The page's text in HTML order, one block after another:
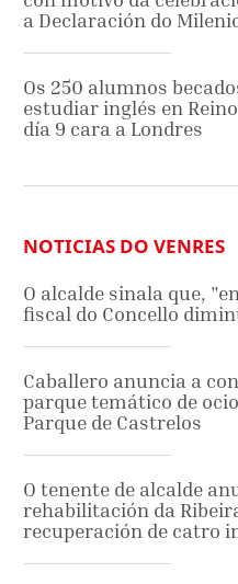
a Declaración do
Os 250 alumnos
estudiar inglés en
día 9 cara a Londres
NOTICIAS DO VENRES
O alcalde sinala que,
fiscal do Concello
Caballero anuncia a
parque temático de
Parque de Castrelos
O tenente de alcalde
rehabilitación da
recuperación de catro